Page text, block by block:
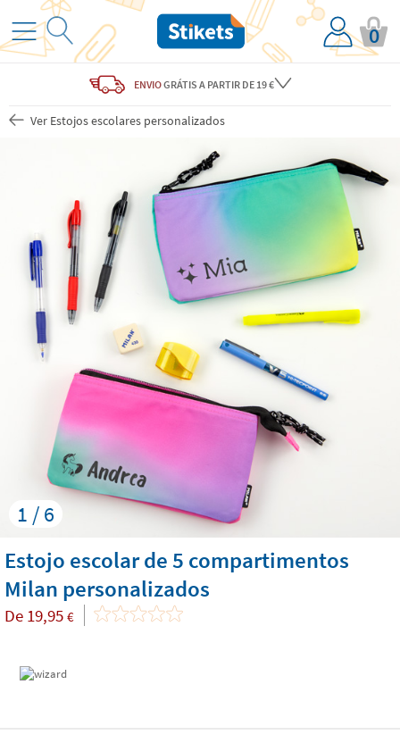
0
ENVIOGRÁTIS A PARTIR DE 19 €
Ver Estojos escolares personalizados
1 / 6
Estojo escolar de 5 compartimentos
Milan personalizados
De 19,95 €